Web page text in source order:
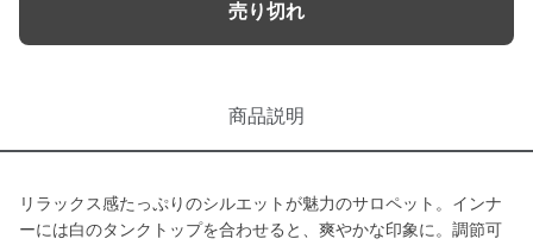
売り切れ
商品説明
リラックス感たっぷりのシルエットが魅力のサロペット。インナ
ーには白のタンクトップを合わせると、爽やかな印象に。調節可